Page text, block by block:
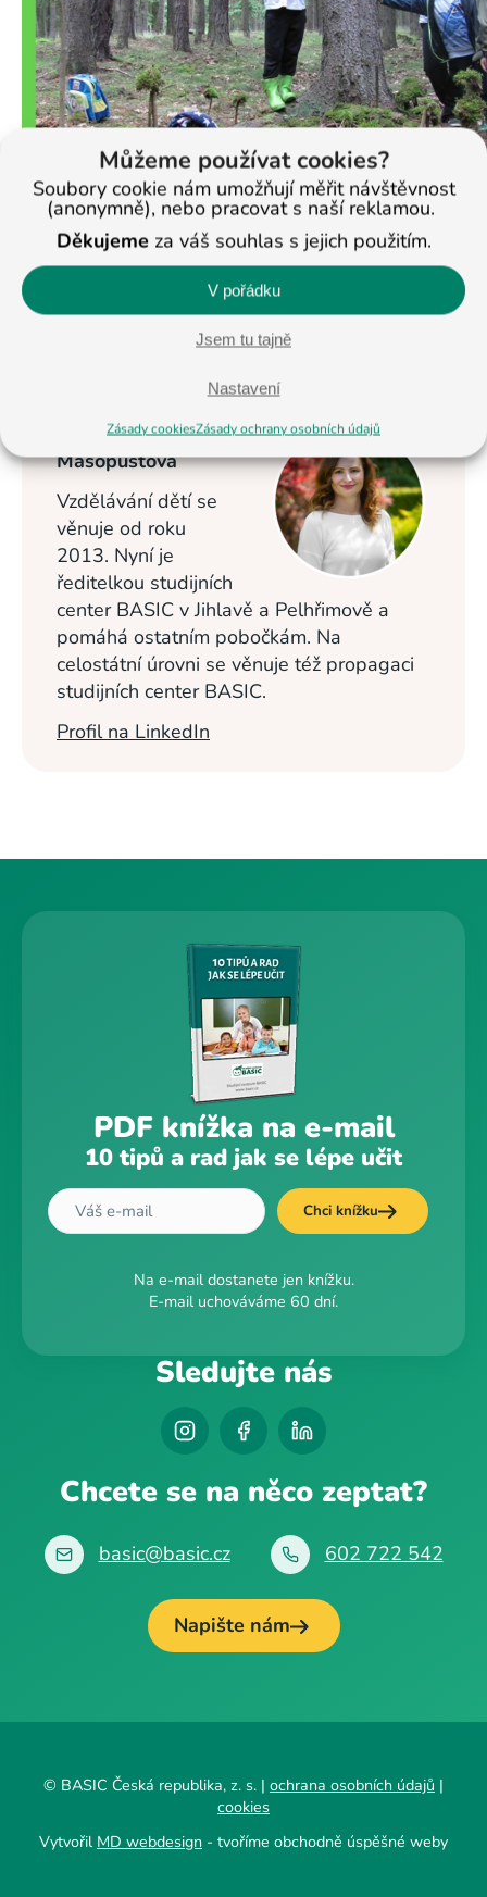
Můžeme používat cookies?
Soubory cookie nám umožňují měřit návštěvnost
(anonymně), nebo pracovat s naší reklamou.
Děkujemeza váš souhlas s jejich použitím.
V pořádku
Jsem tu tajně
Nastavení
Zásady cookiesZásady ochrany osobních údajů
< Na všechny články
Veronika
Masopustová
Vzdělávání dětí se
věnuje od roku
2013. Nyní je
ředitelkou studijních
center BASIC v Jihlavě a Pelhřimově a
pomáhá ostatním pobočkám. Na
celostátní úrovni se věnuje též propagaci
studijních center BASIC.
Profil na LinkedIn
PDF knížka na e-mail
10 tipů a rad jak se lépe učit
Chci knížku
Na e-mail dostanete jen knížku.
E-mail uchováváme 60 dní.
Sledujte nás
Chcete se na něco zeptat?
basic@basic.cz 602 722 542
Napište nám
© BASIC Česká republika, z. s. | ochrana osobních údajů |
cookies
Vytvořil MD webdesign - tvoříme obchodně úspěšné weby